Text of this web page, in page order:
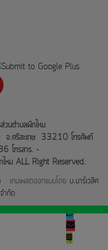
วนตำบลผักไหม
จ.ศรีสะเกษ 33210 โทรศัพท์
โทรสาร. -
ม ALL Right Reserved.
เทมเพลตออกแบบโดย บ.มาร์เวลิค
ำกัด